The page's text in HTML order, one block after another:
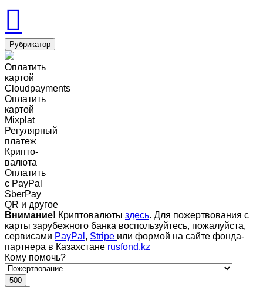
Рубрикатор
Оплатить
картой
Cloudpayments
Оплатить
картой
Mixplat
Регулярный
платеж
Крипто-
валюта
Оплатить
c PayPal
SberPay
QR и другое
Внимание! Криптовалюты здесь. Для пожертвования с
карты зарубежного банка воспользуйтесь, пожалуйста,
сервисами PayPal , Stripe или формой на сайте фонда-
партнера в Казахстане rusfond.kz
Кому помочь?
500